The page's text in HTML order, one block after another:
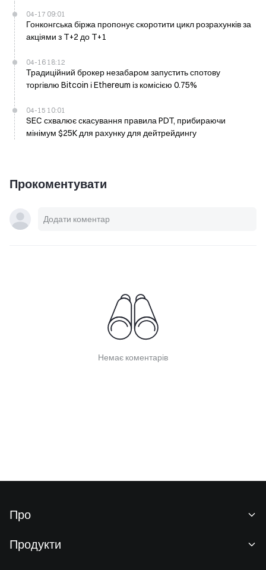
04-17 09:01
Гонконгська біржа пропонує скоротити цикл розрахунків за
акціями з T+2 до T+1
04-16 18:12
Традиційний брокер незабаром запустить спотову
торгівлю Bitcoin і Ethereum із комісією 0.75%
04-15 10:01
SEC схвалює скасування правила PDT, прибираючи
мінімум $25K для рахунку для дейтрейдингу
Прокоментувати
Немає коментарів
Про
Продукти